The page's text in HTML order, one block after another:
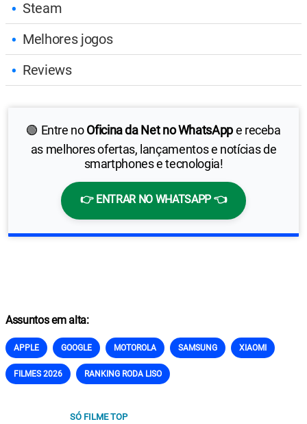
Steam
Melhores jogos
Reviews
🟢 Entre noOficina da Net no WhatsAppe receba
as melhores ofertas, lançamentos e notícias de
smartphones e tecnologia!
👉 ENTRAR NO WHATSAPP 👈
Assuntos em alta:
APPLE GOOGLE MOTOROLA SAMSUNG XIAOMI
FILMES 2026 RANKING RODA LISO
SÓ FILME TOP